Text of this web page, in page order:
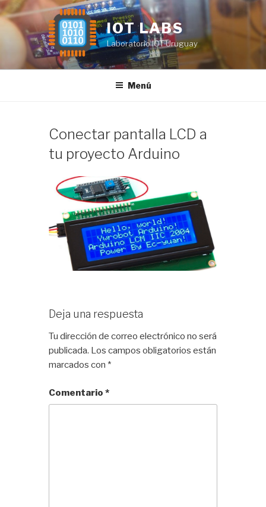
Saltar
al
contenido
IOT LABS
Laboratorio IOT Uruguay
Menú
Conectar pantalla LCD a
tu proyecto Arduino
Deja una respuesta
Tu dirección de correo electrónico no será
publicada. Los campos obligatorios están
marcados con *
Comentario*